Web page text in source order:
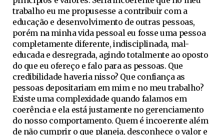
trabalho eu me propusesse a contribuir com a
educação e desenvolvimento de outras pessoas,
porém na minha vida pessoal eu fosse uma pessoa
completamente diferente, indisciplinada, mal-
educada e desregrada, agindo totalmente ao oposto
do que eu ofereço e falo para as pessoas. Que
credibilidade haveria nisso? Que confiança as
pessoas depositariam em mim e no meu trabalho?
Existe uma complexidade quando falamos em
coerência e ela está justamente no gerenciamento
do nosso comportamento. Quem é incoerente além
de não cumprir o que planeja, desconhece o valor e